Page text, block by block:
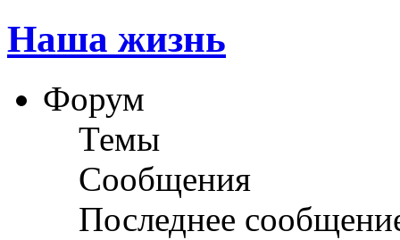
Наша жизнь
Форум
Темы
Сообщения
Последнее